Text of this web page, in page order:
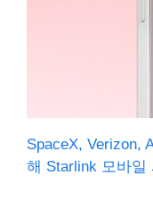
SpaceX, Verizon,
해 Starlink 모바일